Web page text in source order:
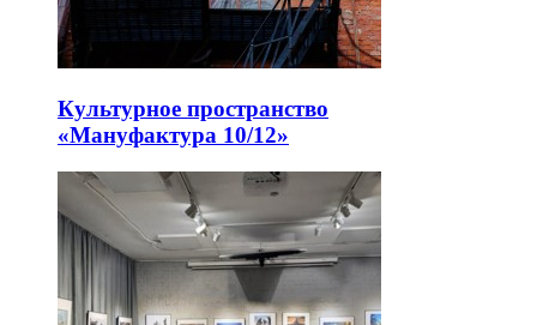
Культурное пространство
«Мануфактура 10/12»